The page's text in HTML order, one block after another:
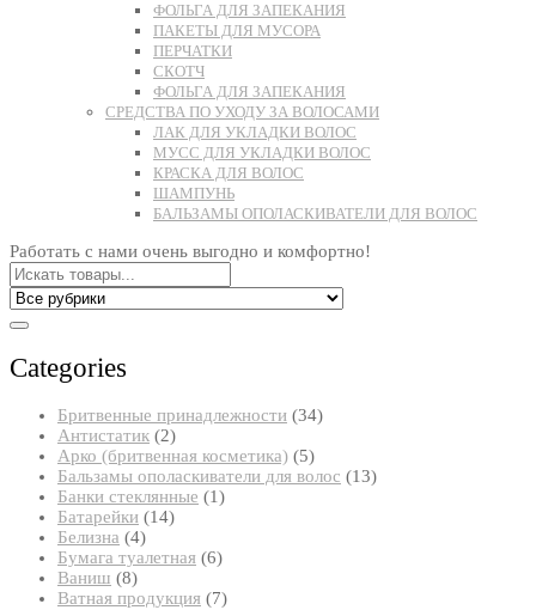
ФОЛЬГА ДЛЯ ЗАПЕКАНИЯ
ПАКЕТЫ ДЛЯ МУСОРА
ПЕРЧАТКИ
СКОТЧ
ФОЛЬГА ДЛЯ ЗАПЕКАНИЯ
СРЕДСТВА ПО УХОДУ ЗА ВОЛОСАМИ
ЛАК ДЛЯ УКЛАДКИ ВОЛОС
МУСС ДЛЯ УКЛАДКИ ВОЛОС
КРАСКА ДЛЯ ВОЛОС
ШАМПУНЬ
БАЛЬЗАМЫ ОПОЛАСКИВАТЕЛИ ДЛЯ ВОЛОС
Работать с нами очень выгодно и комфортно!
Categories
Бритвенные принадлежности 3434
Антистатик 22
товара
Арко (бритвенная косметика) 55
товаров
Бальзамы ополаскиватели для волос 1313
Банки стеклянные 11
Батарейки 1414
Белизна 44
товара
Бумага туалетная 66
Ваниш 88
товаров
Ватная продукция 77